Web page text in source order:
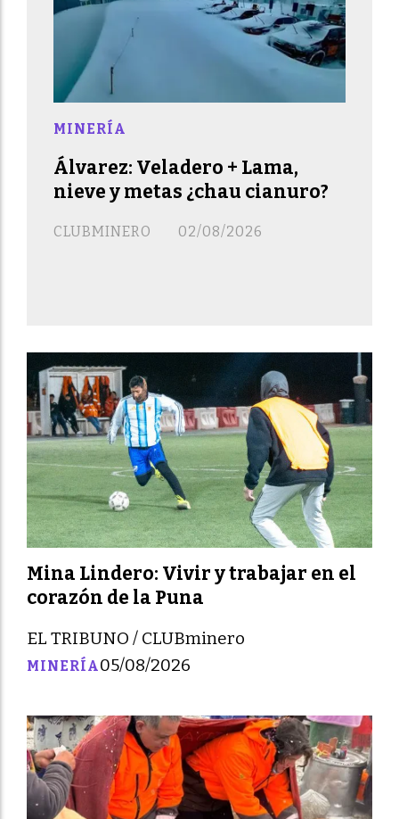
Álvarez: Veladero + Lama,
nieve y metas ¿chau cianuro?
CLUBMINERO
MINERÍA
02/08/2026
Mina Lindero: Vivir y trabajar en el
corazón de la Puna
EL TRIBUNO / CLUBminero
MINERÍA05/08/2026